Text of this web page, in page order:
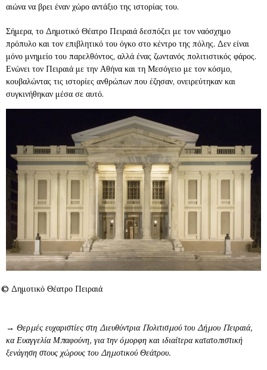
αιώνα να βρει έναν χώρο αντάξιο της ιστορίας του.
Σήμερα, το Δημοτικό Θέατρο Πειραιά δεσπόζει με τον ναόσχημο
πρόπυλο και τον επιβλητικό του όγκο στο κέντρο της πόλης. Δεν είναι
μόνο μνημείο του παρελθόντος, αλλά ένας ζωντανός πολιτιστικός φάρος.
Ενώνει τον Πειραιά με την Αθήνα και τη Μεσόγειο με τον κόσμο,
κουβαλώντας τις ιστορίες ανθρώπων που έζησαν, ονειρεύτηκαν και
συγκινήθηκαν μέσα σε αυτό.
© Δημοτικό Θέατρο Πειραιά
→ Θερμές ευχαριστίες στη Διευθύντρια Πολιτισμού του Δήμου Πειραιά,
κα Ευαγγελία Μπαφούνη, για την όμορφη και ιδιαίτερα κατατοπιστική
ξενάγηση στους χώρους του Δημοτικού Θεάτρου.